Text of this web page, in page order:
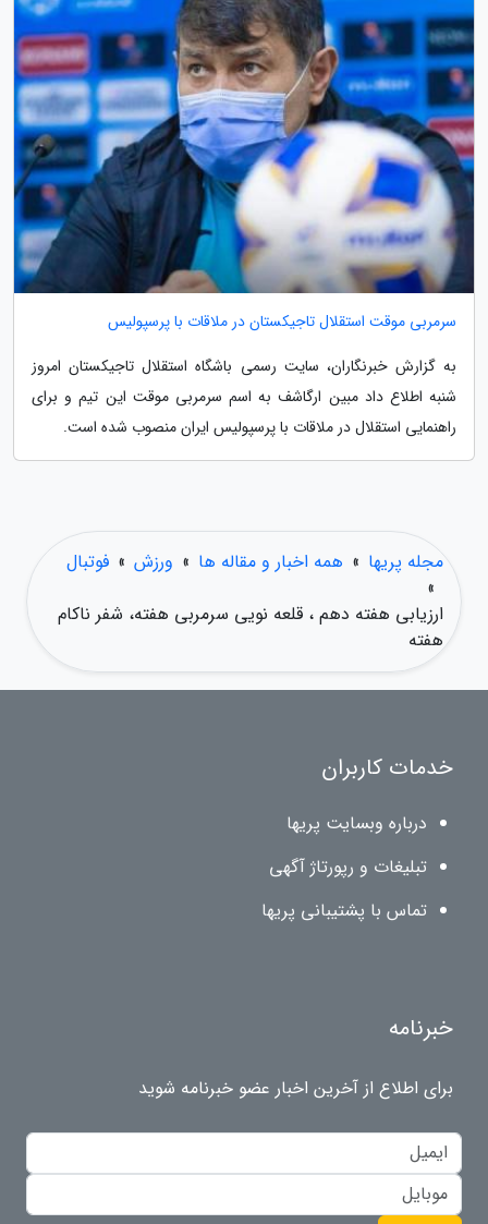
سرمربی موقت استقلال تاجیکستان در ملاقات با پرسپولیس
به گزارش خبرنگاران، سایت رسمی باشگاه استقلال تاجیکستان امروز
شنبه اطلاع داد مبین ارگاشف به اسم سرمربی موقت این تیم و برای
راهنمایی استقلال در ملاقات با پرسپولیس ایران منصوب شده است.
مجله پریها » همه اخبار و مقاله ها » ورزش » فوتبال
»
ارزیابی هفته دهم ، قلعه نویی سرمربی هفته، شفر ناکام
هفته
خدمات کاربران
درباره وبسایت پریها
تبلیغات و رپورتاژ آگهی
تماس با پشتیبانی پریها
خبرنامه
برای اطلاع از آخرین اخبار عضو خبرنامه شوید